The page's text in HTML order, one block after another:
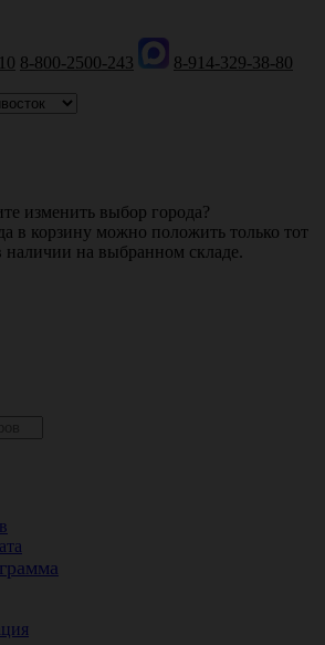
8-800-2500-243
8-914-329-38-80
изменить выбор города?
в корзину можно положить только тот
наличии на выбранном складе.